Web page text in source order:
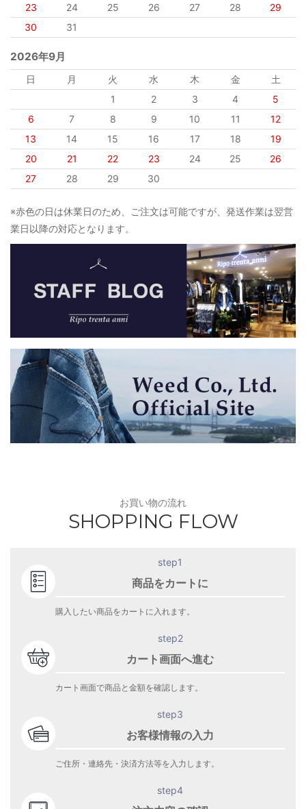
23
24 25 26 27 28
29
30
31
2026年9月
日 月 火 水 木 金
土
1
2 3 4
5
6
7 8 9 10 11
12
13
14 15 16 17 18
19
20
21 22 23 24 25
26
27
28 29 30
※赤色の日は休業日のため、ご注文は可能ですが、発送作業は翌営
業日以降の対応となります。
お買い物の流れ
SHOPPING FLOW
step1
商品をカートに
購入したい商品をカートに入れます。
step2
カート画面へ進む
カート画面で商品と金額を確認します。
step3
お客様情報の入力
ご住所・連絡先・決済方法等を入力します。
step4